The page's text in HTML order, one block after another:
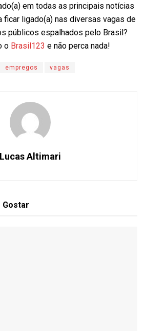
em todas as principais notícias
ficar ligado(a) nas diversas vagas de
públicos espalhados pelo Brasil?
o Brasil123 e não perca nada!
empregos vagas
Lucas Altimari
Gostar